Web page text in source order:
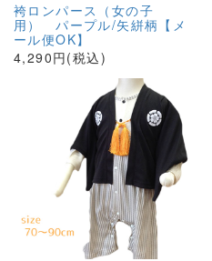
袴ロンパース（女の子
用） パープル/矢絣柄【メ
ール便OK】
4,290円(税込)